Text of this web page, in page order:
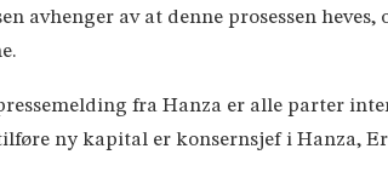
avhenger av at denne prosessen
fra Hanza er alle parter
ny kapital er konsernsjef i Hanza,